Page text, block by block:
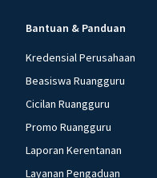
Bantuan & Panduan
Kredensial Perusahaan
Beasiswa Ruangguru
Cicilan Ruangguru
Promo Ruangguru
Laporan Kerentanan
Layanan Pengaduan